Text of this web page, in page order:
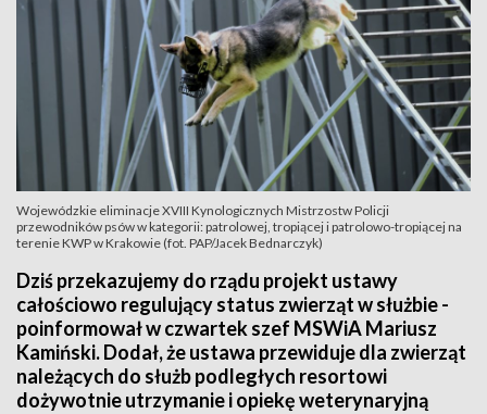
Wojewódzkie eliminacje XVIII Kynologicznych Mistrzostw Policji
przewodników psów w kategorii: patrolowej, tropiącej i patrolowo-tropiącej na
terenie KWP w Krakowie (fot. PAP/Jacek Bednarczyk)
Dziś przekazujemy do rządu projekt ustawy
całościowo regulujący status zwierząt w służbie -
poinformował w czwartek szef MSWiA Mariusz
Kamiński. Dodał, że ustawa przewiduje dla zwierząt
należących do służb podległych resortowi
dożywotnie utrzymanie i opiekę weterynaryjną